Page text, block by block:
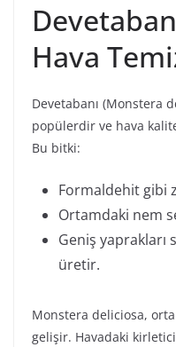
Hava
Devetabanı (Monstera
popülerdir ve hava
Bu bitki:
Formaldehit gibi
Ortamdaki nem
Geniş yaprakları
üretir.
Monstera deliciosa,
gelişir. Havadaki